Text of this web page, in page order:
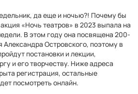
да еще и ночью?! Почему бы
«Ночь театров» в 2023 выпала на
В этом году она посвящена 200-
Островского, поэтому в
постановки и лекции,
и его творчеству. Ниже адреса
регистрация, остальные
посмотреть онлайн.